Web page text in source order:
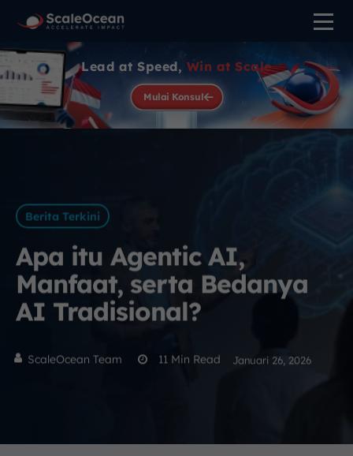
Lead at Speed, Win at Scale
Mulai Konsul
Berita Terkini
Apa itu Agentic AI,
Manfaat, serta Bedanya
AI Tradisional?
ScaleOcean Team 11 Min Read Januari 26, 2026